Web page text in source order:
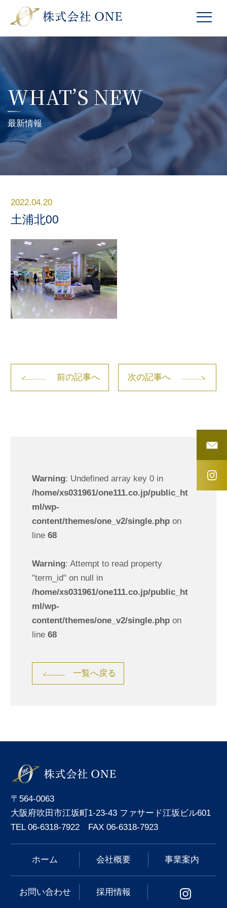
WHAT’S NEW
最新情報
2022.04.20
土浦北00
前の記事へ 次の記事へ
Warning: Undefined array key 0 in
/home/xs031961/one111.co.jp/public_ht
ml/wp-
content/themes/one_v2/single.phpon
line 68
Warning: Attempt to read property
"term_id" on null in
/home/xs031961/one111.co.jp/public_ht
ml/wp-
content/themes/one_v2/single.phpon
line 68
一覧へ戻る
〒564-0063
大阪府吹田市江坂町1-23-43 ファサード江坂ビル601
TEL 06-6318-7922 FAX 06-6318-7923
ホーム 会社概要 事業案内
お問い合わせ 採用情報